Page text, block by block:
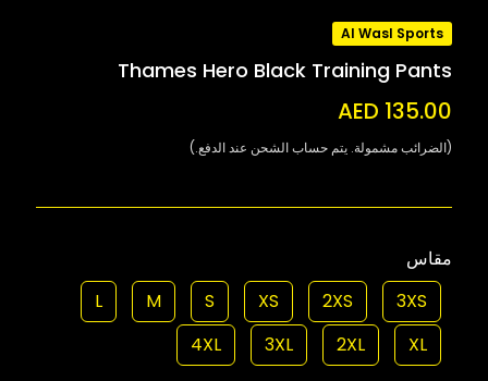
Al Wasl Sports
Thames Hero Black Training Pants
AED 135.00
(الضرائب مشمولة. يتم حساب الشحن عند الدفع.)
مقاس
3XS
2XS
XS
S
M
L
XL
2XL
3XL
4XL